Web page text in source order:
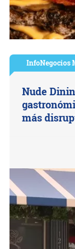
InfoNegocios
Nude
más